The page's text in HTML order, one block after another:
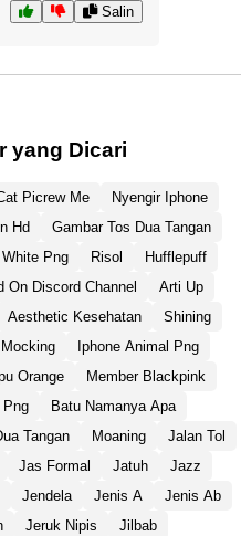
Salin
yang Dicari
Picrew Me
Nyengir Iphone
Hd
Gambar Tos Dua Tangan
Png Risol
Hufflepuff
On Discord Channel
Arti Up
Aesthetic Kesehatan
Shining
Mocking
Iphone Animal Png
Orange
Member Blackpink
Png
Batu Namanya Apa
Tangan Moaning
Jalan Tol
Jas Formal Jatuh
Jazz
Jendela Jenis A
Jenis Ab
Jeruk Nipis Jilbab